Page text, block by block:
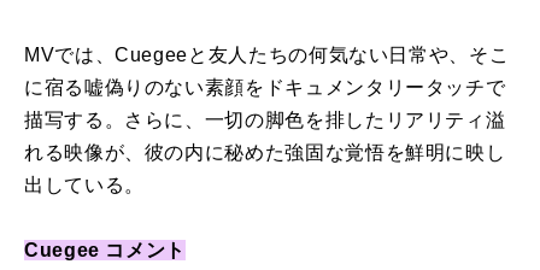
MVでは、Cuegeeと友人たちの何気ない日常や、そこ
に宿る嘘偽りのない素顔をドキュメンタリータッチで
描写する。さらに、一切の脚色を排したリアリティ溢
れる映像が、彼の内に秘めた強固な覚悟を鮮明に映し
出している。
Cuegee コメント